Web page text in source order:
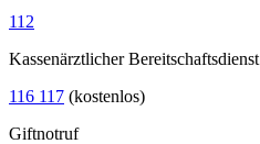
112
Kassenärztlicher Bereitschaftsdienst
116 117 (kostenlos)
Giftnotruf